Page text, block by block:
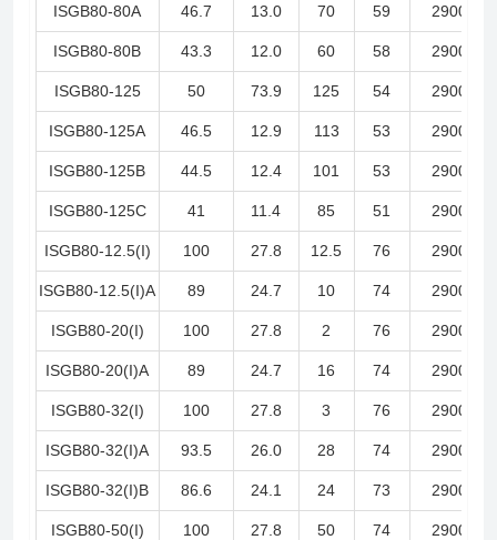
ISGB80-80A 46.7 13.0 70 59 2900
ISGB80-80B 43.3 12.0 60 58 2900
ISGB80-125 50 73.9 125 54 2900
ISGB80-125A 46.5 12.9 113 53 2900
ISGB80-125B 44.5 12.4 101 53 2900
ISGB80-125C 41 11.4 85 51 2900
ISGB80-12.5(I) 100 27.8 12.5 76 2900
ISGB80-12.5(I)A 89 24.7 10 74 2900
ISGB80-20(I) 100 27.8 2 76 2900
ISGB80-20(I)A 89 24.7 16 74 2900
ISGB80-32(I) 100 27.8 3 76 2900
ISGB80-32(I)A 93.5 26.0 28 74 2900
ISGB80-32(I)B 86.6 24.1 24 73 2900
ISGB80-50(I) 100 27.8 50 74 2900